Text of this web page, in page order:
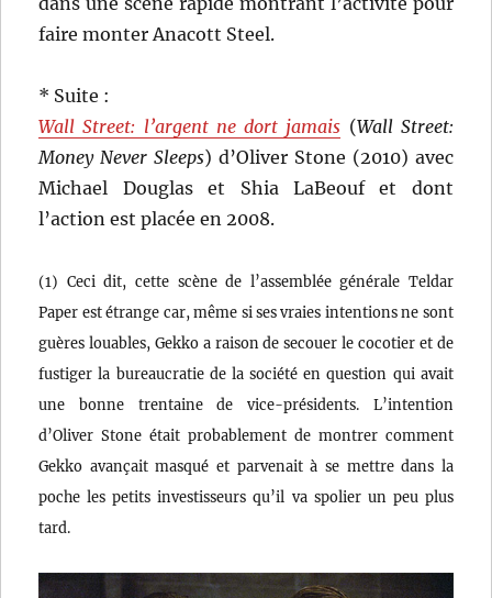
faire monter Anacott Steel.
* Suite :
Wall Street: l’argent ne dort jamais (Wall Street:
Money Never Sleeps) d’Oliver Stone (2010) avec
Michael Douglas et Shia LaBeouf et dont
l’action est placée en 2008.
(1) Ceci dit, cette scène de l’assemblée générale Teldar
Paper est étrange car, même si ses vraies intentions ne sont
guères louables, Gekko a raison de secouer le cocotier et de
fustiger la bureaucratie de la société en question qui avait
une bonne trentaine de vice-présidents. L’intention
d’Oliver Stone était probablement de montrer comment
Gekko avançait masqué et parvenait à se mettre dans la
poche les petits investisseurs qu’il va spolier un peu plus
tard.